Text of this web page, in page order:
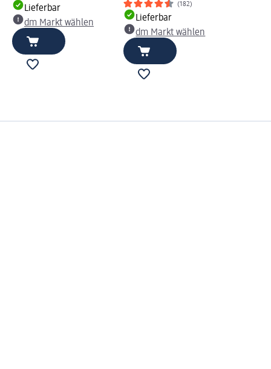
Lieferbar
dm Markt wählen
(182)
Lieferbar
dm Markt wählen